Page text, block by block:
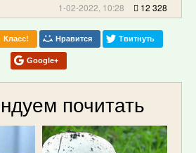
1-02-2022, 10:28 12 328
Класс! Нравится Твитнуть
Google+
почитать